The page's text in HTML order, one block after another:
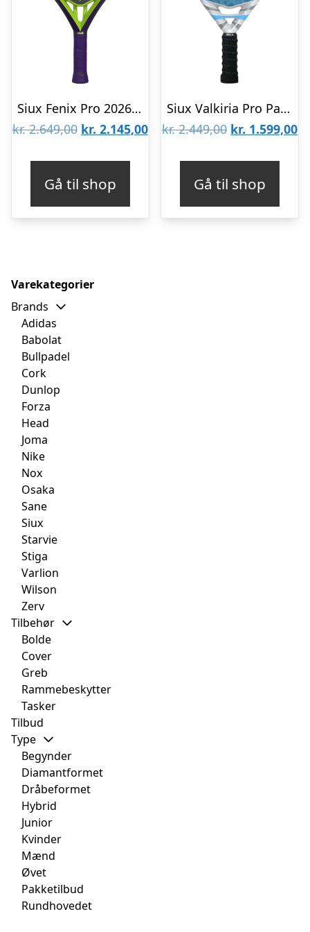
Siux Fenix Pro 2026 Padelbat (Glow Purple)
kr.2.649,00 Den
var:
kr. 2.649,00.
kr. 2.145,00Den
kr. 2.145,00.
Gå til shop
Siux Valkiria Pro Padelbat
kr.2.449,00 Den
var:
kr. 2.449,00.
kr. 1.599,00
Gå til shop
Varekategorier
Brands
Adidas
Babolat
Bullpadel
Cork
Dunlop
Forza
Head
Joma
Nike
Nox
Osaka
Sane
Siux
Starvie
Stiga
Varlion
Wilson
Zerv
Tilbehør
Bolde
Cover
Greb
Rammebeskytter
Tasker
Tilbud
Type
Begynder
Diamantformet
Dråbeformet
Hybrid
Junior
Kvinder
Mænd
Øvet
Pakketilbud
Rundhovedet